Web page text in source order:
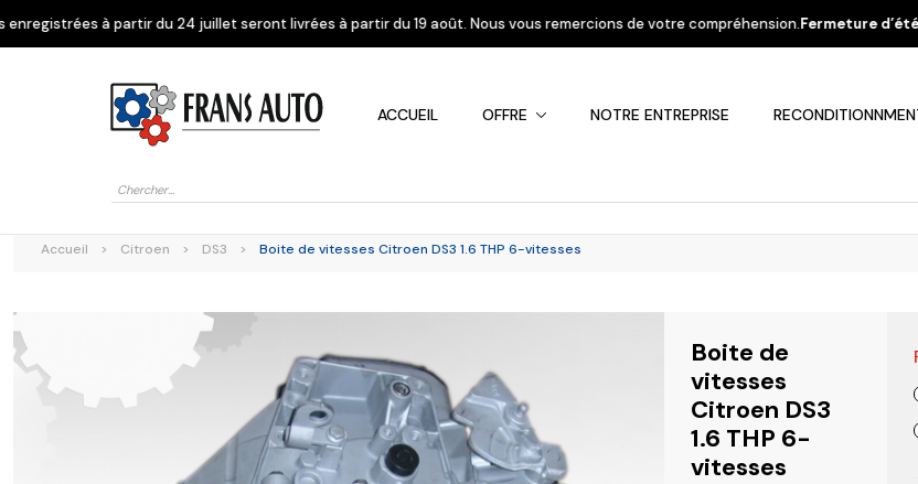
juillet seront livrées à partir du 19 août. Nous vous remercions de votre compréhension.Fermeture d’étéNous vous informons
ACCUEIL OFFRE NOTRE ENTREPRISE
Recherche
produits
Alfa Romeo Citroen Dacia Kia
Accueil > Citroen > DS3 > Boite de vitesses Citroen DS3 1.6 THP 6-vitesses
Boite de
vitesses
Citroen DS3
1.6 THP 6-
vitesses